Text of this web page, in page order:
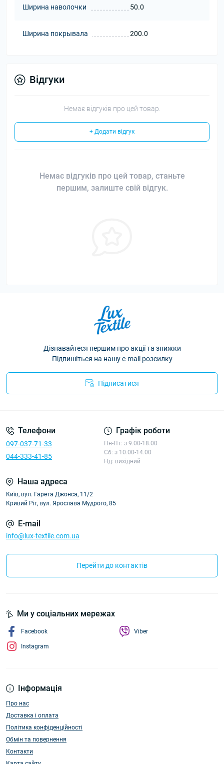
Ширина наволочки 50.0
Ширина покрывала 200.0
Відгуки
Немає відгуків про цей товар.
+ Додати відгук
Немає відгуків про цей товар, станьте
першим, залиште свій відгук.
Дізнавайтеся першим про акції та знижки
Підпишіться на нашу e-mail розсилку
Підписатися
Телефони
097-037-71-33
044-333-41-85
Графік роботи
Пн-Пт: з 9.00-18.00
Сб: з 10.00-14.00
Нд: вихідний
Наша адреса
Київ, вул. Гарета Джонса, 11/2
Кривий Ріг, вул. Ярослава Мудрого, 85
E-mail
info@lux-textile.com.ua
Перейти до контактів
Інформація
Про нас
Доставка і оплата
Політика конфіденційності
Обмін та повернення
Контакти
Ми у соціальних мережах
Facebook
Instagram
Viber